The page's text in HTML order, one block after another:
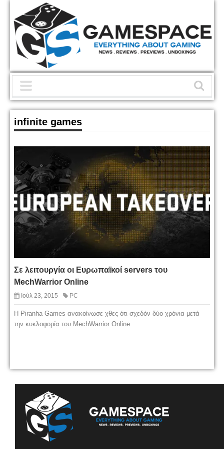
infinite games
Σε λειτουργία οι Ευρωπαϊκοί servers του
MechWarrior Online
Ιούλ 23, 2015 PC
H Piranha Games ανακοίνωσε χθες ότι σχεδόν δύο χρόνια μετά
την κυκλοφορία του MechWarrior Online